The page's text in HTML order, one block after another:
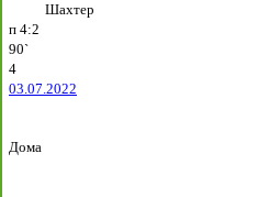
Шахтер
п 4:2
90`
4
03.07.2022
Дома